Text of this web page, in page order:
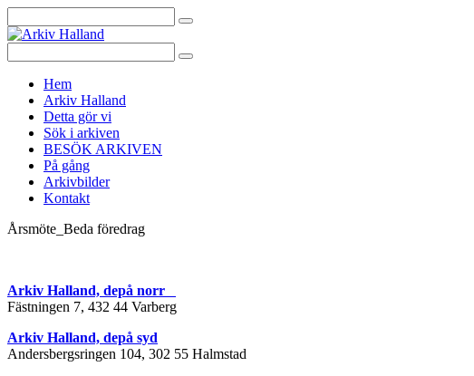
efter:
efter:
vidare
innehåll
Hem
Arkiv Halland
Detta gör vi
Sök i arkiven
BESÖK ARKIVEN
På gång
Arkivbilder
Kontakt
Årsmöte_Beda föredrag
Arkiv Halland, depå norr
Fästningen 7, 432 44 Varberg
Arkiv Halland, depå syd
Andersbergsringen 104, 302 55 Halmstad